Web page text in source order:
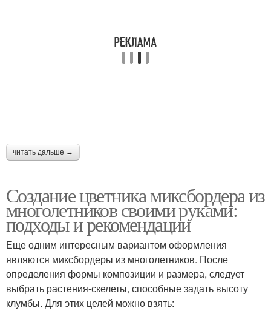
читать дальше →
Создание цветника миксбордера из
многолетников своими руками:
подходы и рекомендации
Еще одним интересным вариантом оформления
являются миксбордеры из многолетников. После
определения формы композиции и размера, следует
выбрать растения-скелеты, способные задать высоту
клумбы. Для этих целей можно взять: